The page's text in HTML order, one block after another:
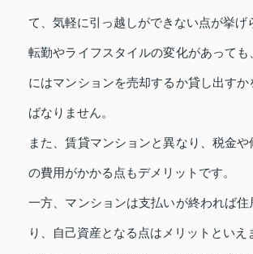
て、気軽に引っ越しができない点が挙げ
転勤やライフスタイルの変化があって
にはマンションを売却するか貸し出す
ばなりません。
また、賃貸マンションと異なり、税金
の費用がかかる点もデメリットです。
一方、マンションは支払いが終われば住
り、自己資産となる点はメリットといえ